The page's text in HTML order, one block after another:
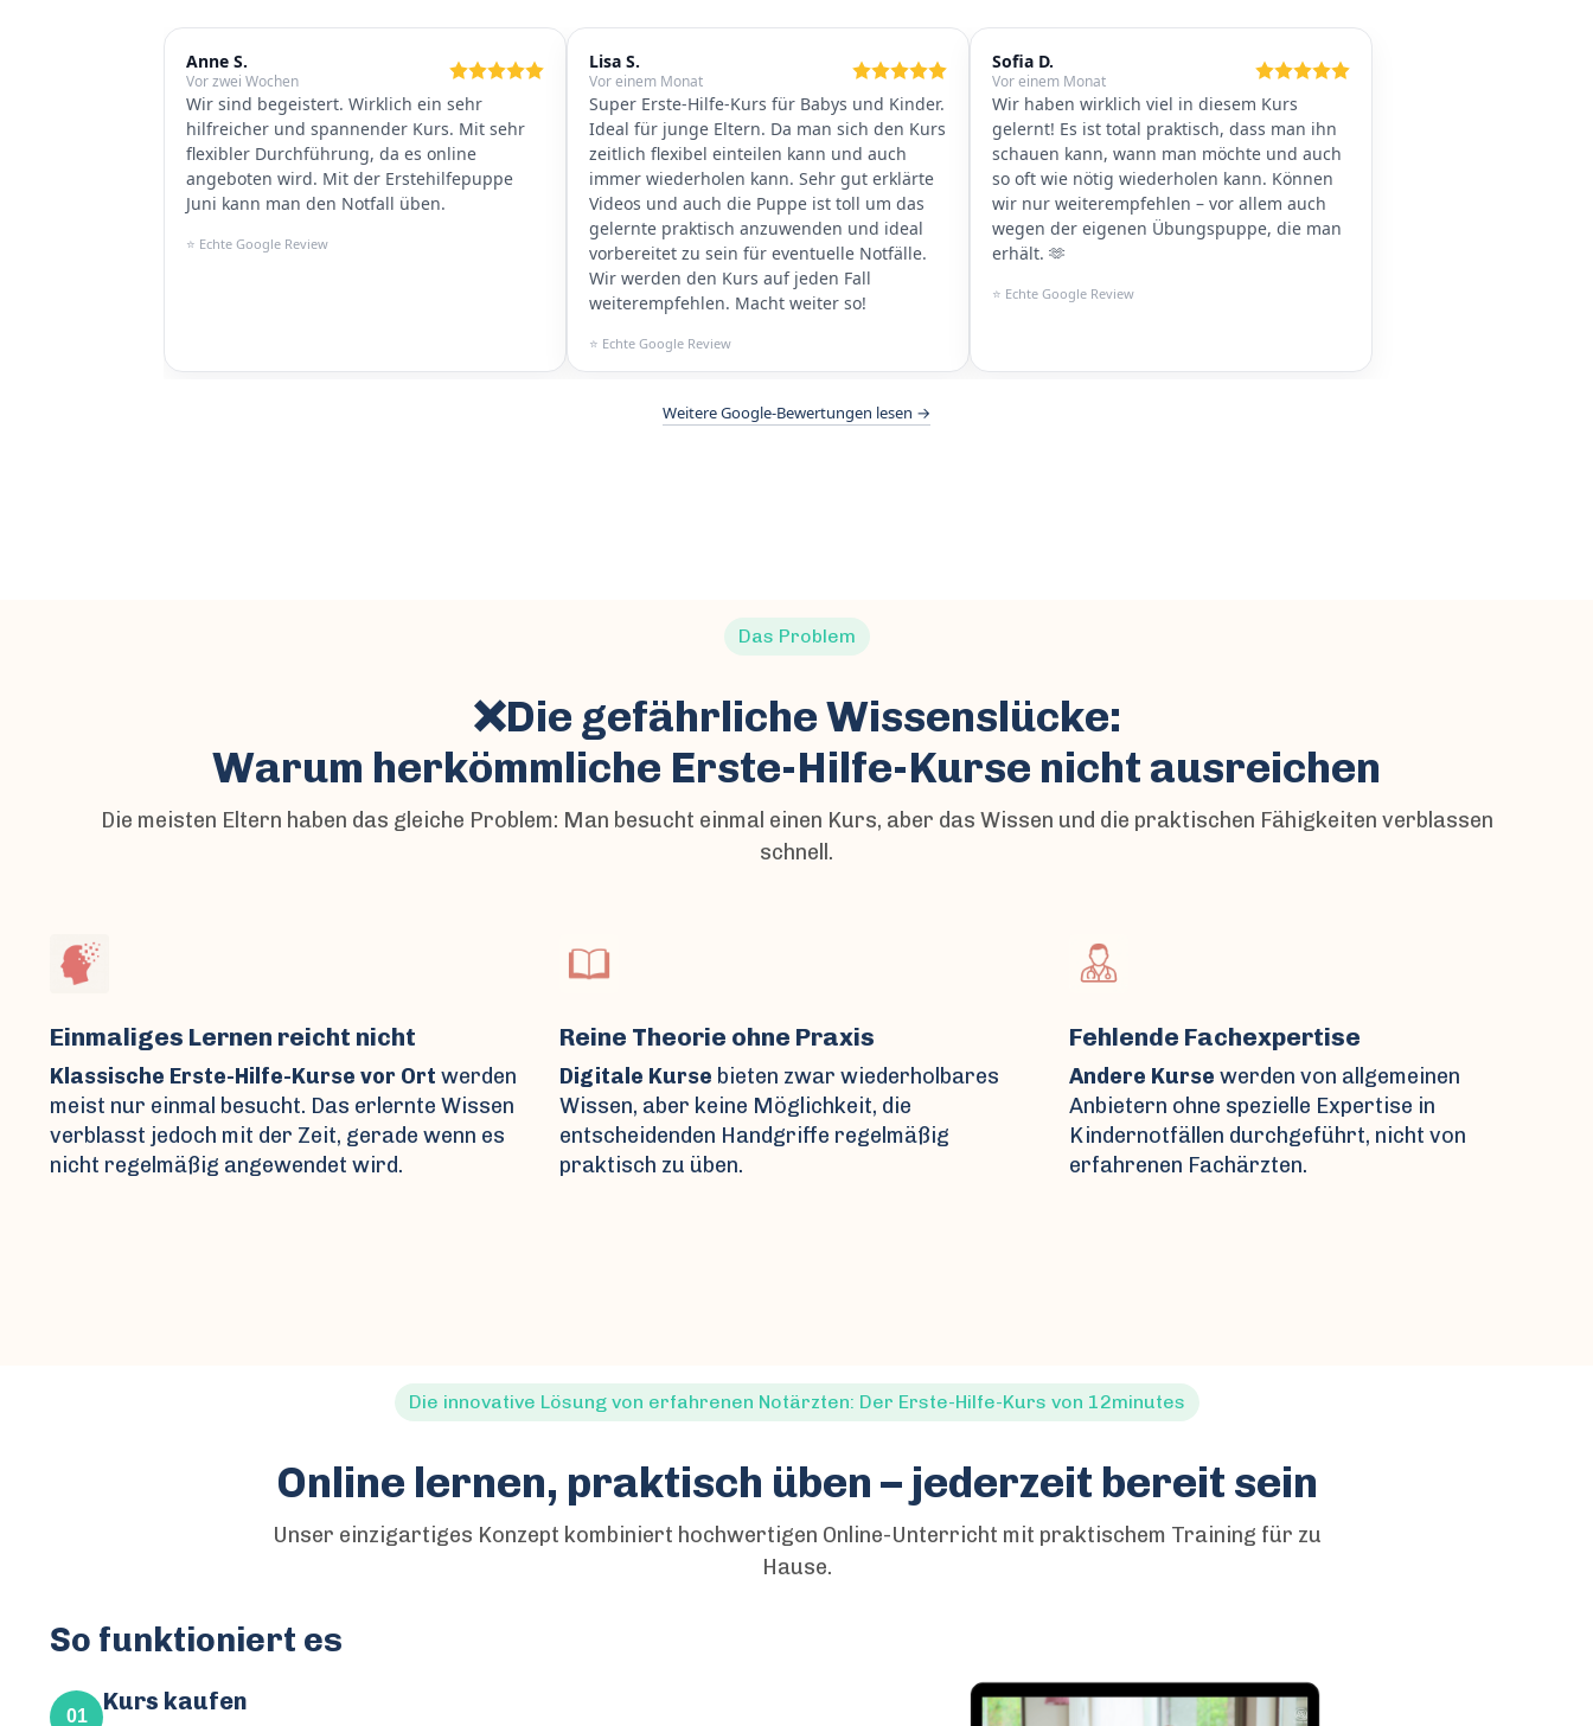
Anne S.
Vor zwei Wochen
Wir sind begeistert. Wirklich ein sehr
hilfreicher und spannender Kurs. Mit sehr
flexibler Durchführung, da es online
angeboten wird. Mit der Erstehilfepuppe
Juni kann man den Notfall üben.
⭐ Echte Google Review
Lisa S.
Vor einem Monat
Super Erste-Hilfe-Kurs für Babys und Kinder.
Ideal für junge Eltern. Da man sich den Kurs
zeitlich flexibel einteilen kann und auch
immer wiederholen kann. Sehr gut erklärte
Videos und auch die Puppe ist toll um das
gelernte praktisch anzuwenden und ideal
vorbereitet zu sein für eventuelle Notfälle.
Wir werden den Kurs auf jeden Fall
weiterempfehlen. Macht weiter so!
⭐ Echte Google Review
Sofia D.
Vor einem Monat
Wir haben wirklich viel in diesem Kurs
gelernt! Es ist total praktisch, dass man ihn
schauen kann, wann man möchte und auch
so oft wie nötig wiederholen kann. Können
wir nur weiterempfehlen – vor allem auch
wegen der eigenen Übungspuppe, die man
erhält. 🫶
⭐ Echte Google Review
Weitere Google-Bewertungen lesen →
Das Problem
❌Die gefährliche Wissenslücke:
Warum herkömmliche Erste-Hilfe-Kurse nicht ausreichen
Die meisten Eltern haben das gleiche Problem: Man besucht einmal einen Kurs, aber das Wissen und die praktischen Fähigkeiten verblassen
schnell.
Einmaliges Lernen reicht nicht
Klassische Erste-Hilfe-Kurse vor Ort werden
meist nur einmal besucht. Das erlernte Wissen
verblasst jedoch mit der Zeit, gerade wenn es
nicht regelmäßig angewendet wird.
Reine Theorie ohne Praxis
Digitale Kurse bieten zwar wiederholbares
Wissen, aber keine Möglichkeit, die
entscheidenden Handgriffe regelmäßig
praktisch zu üben.
Fehlende Fachexpertise
Andere Kurse werden von allgemeinen
Anbietern ohne spezielle Expertise in
Kindernotfällen durchgeführt, nicht von
erfahrenen Fachärzten.
Die innovative Lösung von erfahrenen Notärzten: Der Erste-Hilfe-Kurs von 12minutes
Online lernen, praktisch üben – jederzeit bereit sein
Unser einzigartiges Konzept kombiniert hochwertigen Online-Unterricht mit praktischem Training für zu
Hause.
So funktioniert es
01
Kurs kaufen